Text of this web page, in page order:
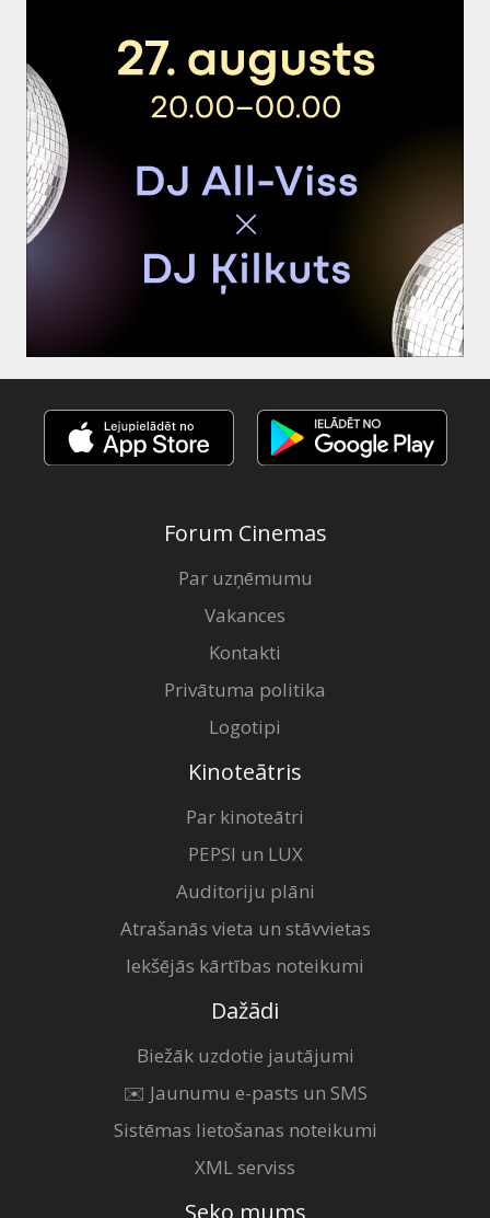
Forum Cinemas
Par uzņēmumu
Vakances
Kontakti
Privātuma politika
Logotipi
Kinoteātris
Par kinoteātri
PEPSI un LUX
Auditoriju plāni
Atrašanās vieta un stāvvietas
Iekšējās kārtības noteikumi
Dažādi
Biežāk uzdotie jautājumi
✉️ Jaunumu e-pasts un SMS
Sistēmas lietošanas noteikumi
XML serviss